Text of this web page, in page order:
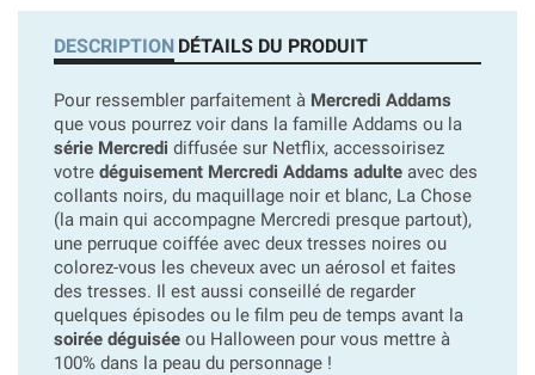
DESCRIPTION DÉTAILS DU PRODUIT
Pour ressembler parfaitement à Mercredi Addams
que vous pourrez voir dans la famille Addams ou la
série Mercredi diffusée sur Netflix, accessoirisez
votre déguisement Mercredi Addams adulte avec des
collants noirs, du maquillage noir et blanc, La Chose
(la main qui accompagne Mercredi presque partout),
une perruque coiffée avec deux tresses noires ou
colorez-vous les cheveux avec un aérosol et faites
des tresses. Il est aussi conseillé de regarder
quelques épisodes ou le film peu de temps avant la
soirée déguisée ou Halloween pour vous mettre à
100% dans la peau du personnage !